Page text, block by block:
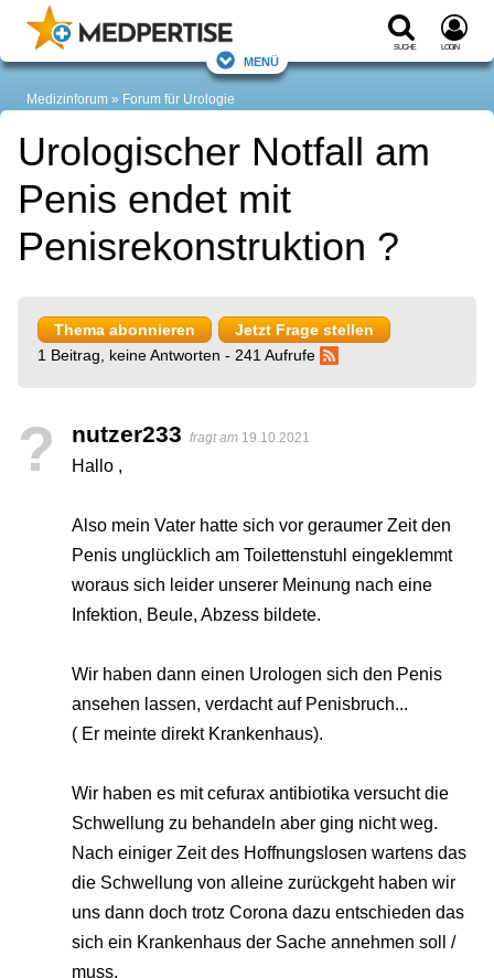
Suche Login
Menü
Medizinforum Forum für Urologie
Urologischer Notfall am
Penis endet mit
Penisrekonstruktion ?
Thema abonnieren
Jetzt Frage stellen
1 Beitrag, keine Antworten - 241 Aufrufe
? nutzer233 fragt am 19.10.2021
Hallo ,
Also mein Vater hatte sich vor geraumer Zeit den
Penis unglücklich am Toilettenstuhl eingeklemmt
woraus sich leider unserer Meinung nach eine
Infektion, Beule, Abzess bildete.
Wir haben dann einen Urologen sich den Penis
ansehen lassen, verdacht auf Penisbruch...
( Er meinte direkt Krankenhaus).
Wir haben es mit cefurax antibiotika versucht die
Schwellung zu behandeln aber ging nicht weg.
Nach einiger Zeit des Hoffnungslosen wartens das
die Schwellung von alleine zurückgeht haben wir
uns dann doch trotz Corona dazu entschieden das
sich ein Krankenhaus der Sache annehmen soll /
muss.